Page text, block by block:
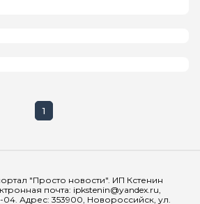
1
"Просто новости". ИП Кстенин
почта: ipkstenin@yandex.ru,
04. Адрес: 353900, Новороссийск, ул.